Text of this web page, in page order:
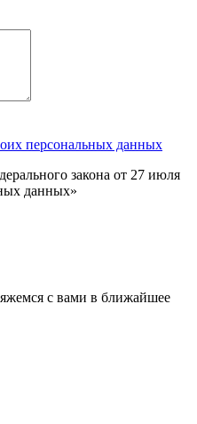
персональных данных
закона от 27 июля
данных»
с вами в ближайшее